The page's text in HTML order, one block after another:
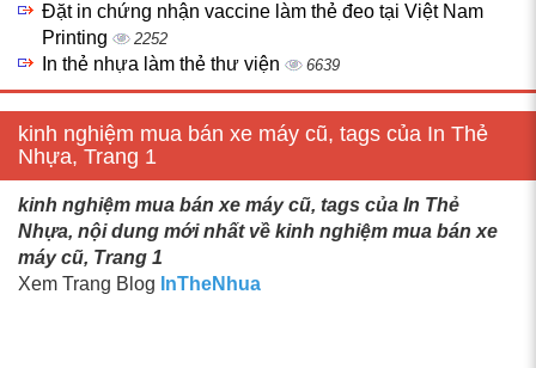
Đặt in chứng nhận vaccine làm thẻ đeo tại Việt Nam
Printing
2252
In thẻ nhựa làm thẻ thư viện 6639
kinh nghiệm mua bán xe máy cũ, tags của In Thẻ
Nhựa, Trang 1
kinh nghiệm mua bán xe máy cũ, tags của In Thẻ
Nhựa, nội dung mới nhất về kinh nghiệm mua bán xe
máy cũ, Trang 1
Xem Trang Blog InTheNhua